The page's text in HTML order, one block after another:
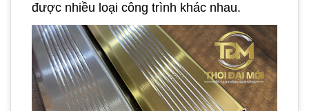
được nhiều loại công trình khác nhau.